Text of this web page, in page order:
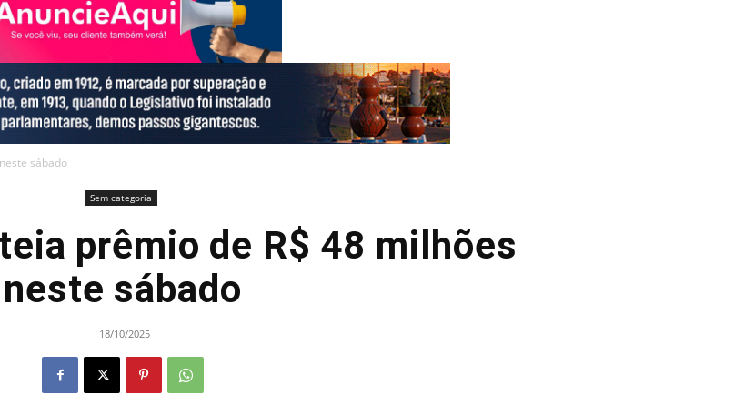
sábado
Sem categoria
prêmio de R$ 48 milhões
neste sábado
18/10/2025